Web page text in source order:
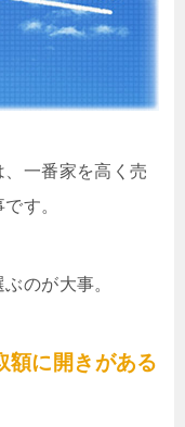
一番家を高く売
す。
のが大事。
額に開きがある